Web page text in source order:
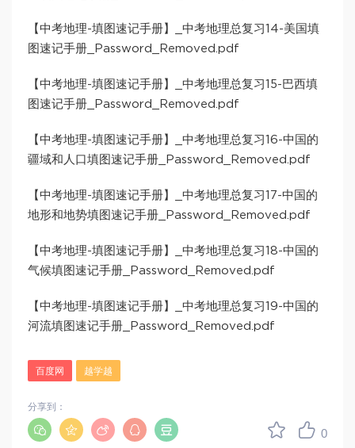
【中考地理-填图速记手册】_中考地理总复习14-美国填
图速记手册_Password_Removed.pdf
【中考地理-填图速记手册】_中考地理总复习15-巴西填
图速记手册_Password_Removed.pdf
【中考地理-填图速记手册】_中考地理总复习16-中国的
疆域和人口填图速记手册_Password_Removed.pdf
【中考地理-填图速记手册】_中考地理总复习17-中国的
地形和地势填图速记手册_Password_Removed.pdf
【中考地理-填图速记手册】_中考地理总复习18-中国的
气候填图速记手册_Password_Removed.pdf
【中考地理-填图速记手册】_中考地理总复习19-中国的
河流填图速记手册_Password_Removed.pdf
百度网 越学越
0
分享到：